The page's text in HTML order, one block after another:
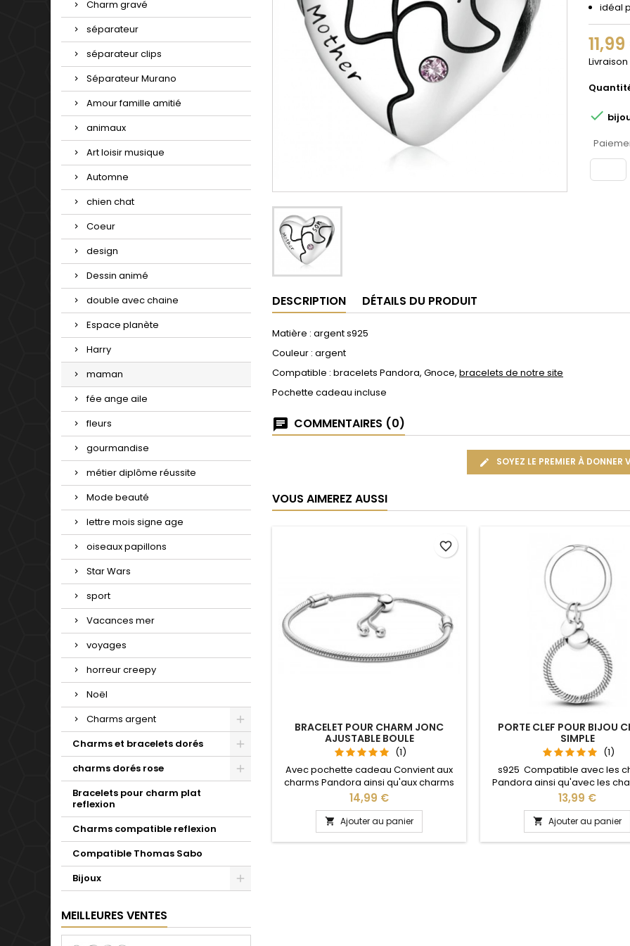
Charm gravé
séparateur
séparateur clips
Séparateur Murano
Amour famille amitié
animaux
Art loisir musique
Automne
chien chat
Coeur
design
Dessin animé
double avec chaine
Espace planète
Harry
maman
fée ange aile
fleurs
gourmandise
métier diplôme réussite
Mode beauté
lettre mois signe age
oiseaux papillons
Star Wars
sport
Vacances mer
voyages
horreur creepy
Noël
Charms argent
Charms et bracelets dorés
charms dorés rose
Bracelets pour charm plat
reflexion
Charms compatible reflexion
Compatible Thomas Sabo
Bijoux
MEILLEURES VENTES
idéal

DESCRIPTION DÉTAILS DU PRODUIT
Matière : argent s925
Couleur : argent
Compatible : bracelets Pandora, Gnoce, bracelets de notre site
Pochette cadeau incluse
COMMENTAIRES (0)
SOYEZ LE PREMIER À DONNER
VOUS AIMEREZ AUSSI
BRACELET POUR CHARM JONC
AJUSTABLE BOULE
(1)
Avec pochette cadeau Convient aux
charms Pandora ainsi qu'aux charms
de notre site idéal pour : Noël, Saint
Valentin, anniversaire, anniversaire de
mariage La partie ajustable se détache
d'un coté pour passer les charms par
simple pression sur le bouton Ajustable
Prix
14,99 €
 Ajouter au panier
favorite_border
PORTE CLEF POUR BIJOU
SIMPLE
(1)
s925 Compatible avec les
Pandora ainsi qu'avec les
notre site idéal pour : Noël,
Valentin, anniversaire,
mariage L'ouverture pour les
se fait au niveau de la
Prix
13,99 €
 Ajouter au panier